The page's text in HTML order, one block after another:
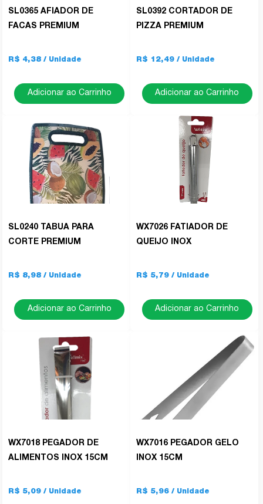
SL0365 AFIADOR DE
FACAS PREMIUM
R$ 4,38
Adicionar ao Carrinho
SL0392 CORTADOR DE
PIZZA PREMIUM
R$ 12,49
Adicionar ao Carrinho
SL0240 TABUA PARA
CORTE PREMIUM
R$ 8,98
Adicionar ao Carrinho
WX7026 FATIADOR DE
QUEIJO INOX
R$ 5,79
Adicionar ao Carrinho
WX7018 PEGADOR DE
ALIMENTOS INOX 15CM
R$ 5,09
WX7016 PEGADOR GELO
INOX 15CM
R$ 5,96